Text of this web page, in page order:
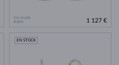
OR JAUNE
RUBIS
1 127 €
EN STOCK